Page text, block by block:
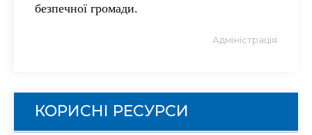
безпечної громади.
Адміністрація
КОРИСНІ РЕСУРСИ